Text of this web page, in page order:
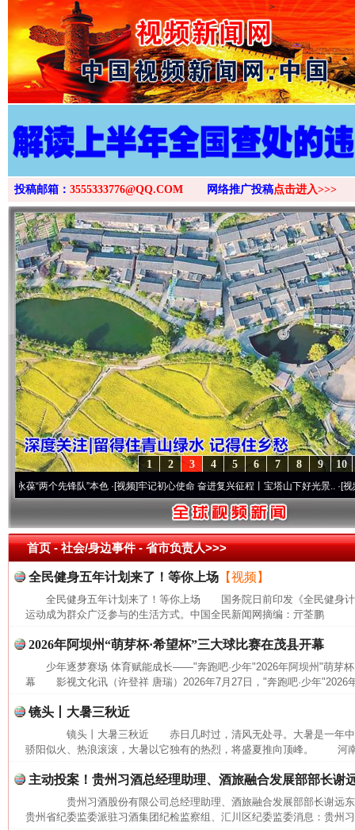
>
投稿邮箱： 3555333776@QQ.COM 网络推广投稿点击进入>>>
10
9
8
7
6
5
4
3
2
1
“两个先锋队”本色·[视频] 牢记初心使命 奋进复兴征程丨宝塔山下好光景..·[视频] 因
首页- 社会/身边事件 -省市负责人>>>
全民健身五年计划来了！等你上场 【视频】
全民健身五年计划来了！等你上场 国务院日前印发《全民健身计
运动成为群众广泛参与的生活方式。中国全民新闻网摘编：亓荃鹏
2026年阿坝州“萌芽杯·希望杯”三大球比赛在茂县开幕
少年逐梦赛场 体育赋能成长——"奔跑吧·少年"2026年阿坝州"萌芽
幕 影视文化讯（许登祥 唐瑞）2026年7月27日，"奔跑吧·少年"2026
镜头丨大暑三秋近
镜头丨大暑三秋近 赤日几时过，清风无处寻。大暑是一年中
骄阳似火、热浪滚滚，大暑以它独有的热烈，将盛夏推向顶峰。 河
主动投案！贵州习酒总经理助理、酒旅融合发展部部长谢
贵州习酒股份有限公司总经理助理、酒旅融合发展部部长谢
贵州省纪委监委派驻习酒集团纪检监察组、汇川区纪委监委消息：贵州